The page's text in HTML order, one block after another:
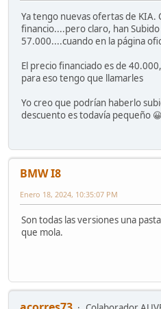
Ya tengo nuevas ofertas de KIA.
financio....pero claro, han
57.000....cuando en la página
El precio financiado es de
para eso tengo que llamarles
Yo creo que podrían haberlo
descuento es todavía pequeño
BMW I8
Enero 18, 2024, 10:35:07 PM
Son todas las versiones una
que mola.